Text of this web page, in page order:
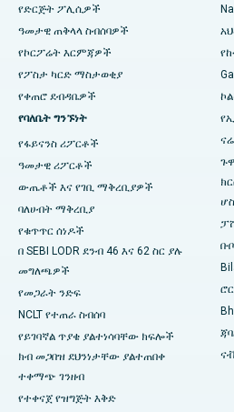
በአሬራ ኮሎኒ፣ ቦፓል ውስጥ ምርጥ
በጃያናጋር፣ ባንጋሎር ውስጥ የሚገኝ
ምርጥ ሆስፒታል በራምጂ ናጋር፣ ኔሎር
በሴክተር-19 ፣ ሩርኬላ ውስጥ ያለው
በስዋርጌት፣ ፑን ውስጥ ምርጥ ሆስፒታል
በደቡብ ዴልሂ ውስጥ ምርጥ የሴቶች የካንሰር
የድርጅት ፖሊሲዎች
ዓመታዊ ጠቅላላ ስብሰባዎች
የኮርፖሬት እርምጃዎች
የፖስታ ካርድ ማስታወቂያ
የቀጠሮ ደብዳቤዎች
የባለቤት ግንኙነት
የፋይናንስ ሪፖርቶች
ዓመታዊ ሪፖርቶች
ውጤቶች እና የገቢ ማቅረቢያዎች
ባለሀብት ማቅረቢያ
የቁጥጥር ሰነዶች
በ SEBI LODR ደንብ 46 እና 62 ስር ያሉ
መግለጫዎች
የመጋራት ንድፍ
NCLT የተጠራ ስብሰባ
የይገባኛል ጥያቄ ያልተነሳባቸው ክፍሎች
ክብ መጋበዝ ደህንነታቸው ያልተጠበቀ
ተቀማጭ ገንዘብ
የተቀናጀ የዝግጅት እቅድ